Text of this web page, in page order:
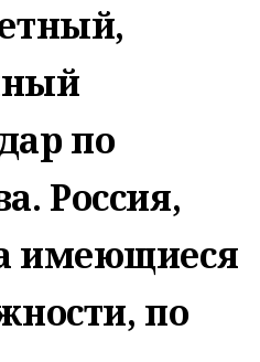
по
Россия,
имеющиеся
по